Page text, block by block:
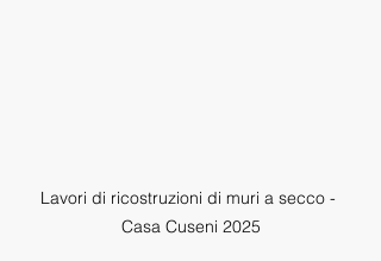
Lavori di ricostruzioni di muri a secco -
Casa Cuseni 2025